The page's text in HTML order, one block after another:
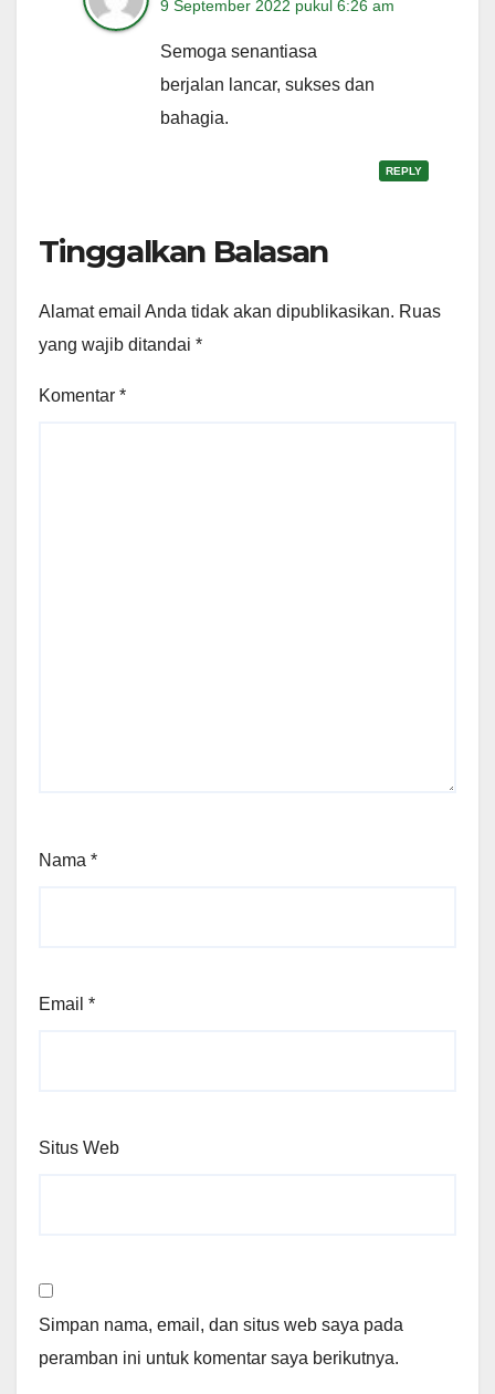
9 September 2022 pukul 6:26 am
Semoga senantiasa
berjalan lancar, sukses dan
bahagia.
REPLY
Tinggalkan Balasan
Alamat email Anda tidak akan dipublikasikan. Ruas
yang wajib ditandai *
Komentar *
Nama *
Email *
Situs Web
Simpan nama, email, dan situs web saya pada
peramban ini untuk komentar saya berikutnya.